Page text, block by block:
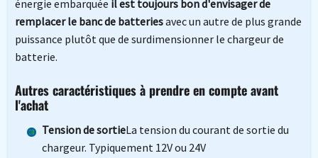
énergie embarquée il est toujours bon d'envisager de
remplacer le banc de batteriesavec un autre de plus grande
puissance plutôt que de surdimensionner le chargeur de
batterie.
Autres caractéristiques à prendre en compte avant
l'achat
Tension de sortieLa tension du courant de sortie du
chargeur. Typiquement 12V ou 24V